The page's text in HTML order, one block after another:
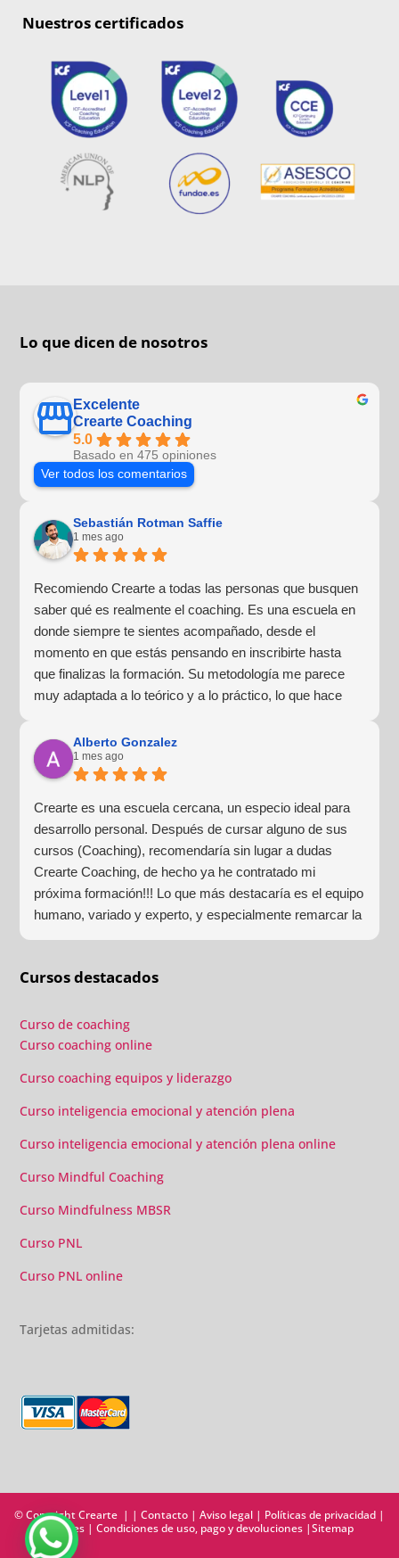
Nuestros certificados
Lo que dicen de nosotros
Excelente
Crearte Coaching
5.0
Basado en 475 opiniones
Ver todos los comentarios
Sebastián Rotman Saffie
1 mes ago
Recomiendo Crearte a todas las personas que busquen
saber qué es realmente el coaching. Es una escuela en
donde siempre te sientes acompañado, desde el
momento en que estás pensando en inscribirte hasta
que finalizas la formación. Su metodología me parece
muy adaptada a lo teórico y a lo práctico, lo que hace
¡Para mí fue una excelente experiencia!
Alberto Gonzalez
1 mes ago
Crearte es una escuela cercana, un especio ideal para
desarrollo personal. Después de cursar alguno de sus
cursos (Coaching), recomendaría sin lugar a dudas
Crearte Coaching, de hecho ya he contratado mi
próxima formación!!! Lo que más destacaría es el equipo
humano, variado y experto, y especialmente remarcar la
añadido con multitud de formaciones, seminarios y
gran liderazgo de Beatriz Ricondo!!!
Cursos destacados
Curso de coaching
Curso coaching online
Curso coaching equipos y liderazgo
Curso inteligencia emocional y atención plena
Curso inteligencia emocional y atención plena online
Curso Mindful Coaching
Curso Mindfulness MBSR
Curso PNL
Curso PNL online
Tarjetas admitidas:
© Copyright Crearte | | Contacto| Aviso legal| Políticas de privacidad|
Cookies |Condiciones de uso, pago y devoluciones |Sitemap